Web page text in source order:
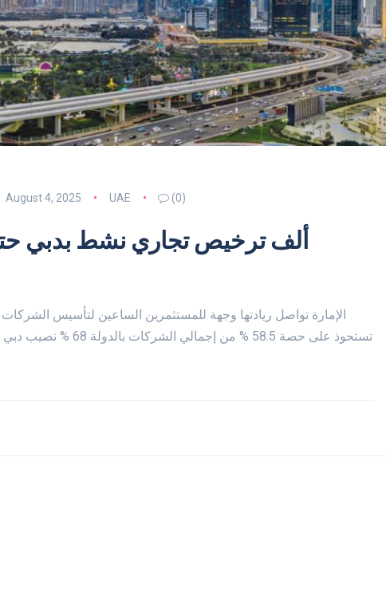
August 4, 2025 UAE (0)
الإمارة تواصل ريادتها وجهة للمستثمرين الساعين لتأسيس الشركات
تستحوذ على حصة 58.5 % من